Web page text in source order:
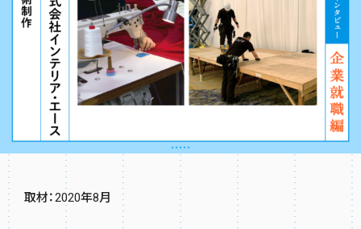
取材：2020年8月